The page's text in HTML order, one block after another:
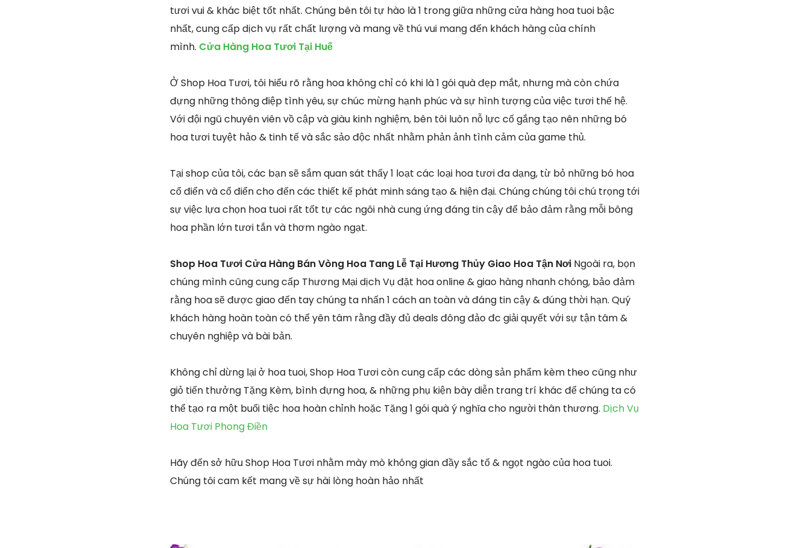
tươi vui & khác biệt tốt nhất. Chúng bên tôi tự hào là 1 trong giữa những cửa hàng hoa tuoi bậc
nhất, cung cấp dịch vụ rất chất lượng và mang về thú vui mang đến khách hàng của chính
mình. Cửa Hàng Hoa Tươi Tại Huế
Ở Shop Hoa Tươi, tôi hiểu rõ rằng hoa không chỉ có khi là 1 gói quà đẹp mắt, nhưng mà còn chứa
đựng những thông điệp tình yêu, sự chúc mừng hạnh phúc và sự hình tượng của việc tươi thế hệ.
Với đội ngũ chuyên viên vồ cập và giàu kinh nghiệm, bên tôi luôn nỗ lực cố gắng tạo nên những bó
hoa tươi tuyệt hảo & tinh tế và sắc sảo độc nhất nhằm phản ảnh tình cảm của game thủ.
Tại shop của tôi, các bạn sẽ sắm quan sát thấy 1 loạt các loại hoa tươi đa dạng, từ bỏ những bó hoa
cổ điển và cổ điển cho đến các thiết kế phát minh sáng tạo & hiện đại. Chúng chúng tôi chú trọng tới
sự việc lựa chọn hoa tuoi rất tốt tự các ngôi nhà cung ứng đáng tin cậy để bảo đảm rằng mỗi bông
hoa phần lớn tươi tắn và thơm ngào ngạt.
Shop Hoa Tươi Cửa Hàng Bán Vòng Hoa Tang Lễ Tại Hương Thủy Giao Hoa Tận Nơi Ngoài ra, bọn
chúng mình cũng cung cấp Thương Mại dịch Vụ đặt hoa online & giao hàng nhanh chóng, bảo đảm
rằng hoa sẽ được giao đến tay chúng ta nhấn 1 cách an toàn và đáng tin cậy & đúng thời hạn. Quý
khách hàng hoàn toàn có thể yên tâm rằng đầy đủ deals đông đảo đc giải quyết với sự tận tâm &
chuyên nghiệp và bài bản.
Không chỉ dừng lại ở hoa tuoi, Shop Hoa Tươi còn cung cấp các dòng sản phẩm kèm theo cũng như
giỏ tiến thưởng Tặng Kèm, bình đựng hoa, & những phụ kiện bày diễn trang trí khác để chúng ta có
thể tạo ra một buổi tiệc hoa hoàn chỉnh hoặc Tặng 1 gói quà ý nghĩa cho người thân thương. Dịch Vụ
Hoa Tươi Phong Điền
Hãy đến sở hữu Shop Hoa Tươi nhằm mày mò không gian đầy sắc tố & ngọt ngào của hoa tuoi.
Chúng tôi cam kết mang về sự hài lòng hoàn hảo nhất